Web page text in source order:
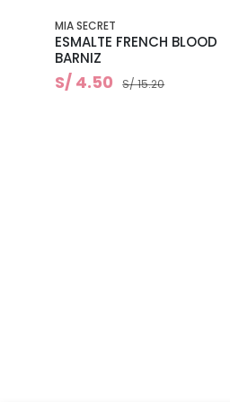
MIA SECRET
ESMALTE FRENCH BLOOD
BARNIZ
S/ 4.50 S/ 15.20